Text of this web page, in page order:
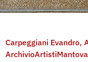
Carpeggiani Evandro,